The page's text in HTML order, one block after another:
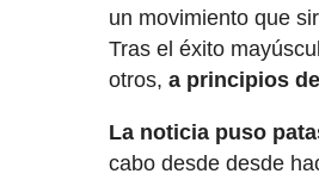
un movimiento que
Tras el éxito
otros, a principios
La noticia puso
cabo desde desde